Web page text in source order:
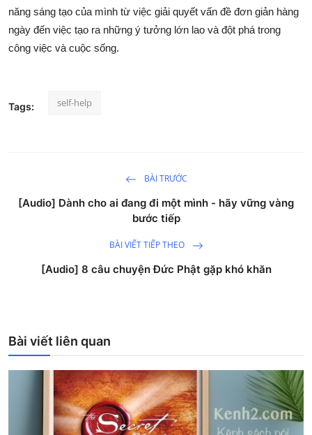
năng sáng tạo của mình từ việc giải quyết vấn đề đơn giản hàng
ngày đến việc tạo ra những ý tưởng lớn lao và đột phá trong
công việc và cuộc sống.
Tags: self-help
BÀI TRƯỚC
[Audio] Dành cho ai đang đi một mình - hãy vững vàng
bước tiếp
BÀI VIẾT TIẾP THEO
[Audio] 8 câu chuyện Đức Phật gặp khó khăn
Bài viết liên quan